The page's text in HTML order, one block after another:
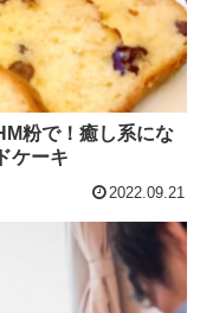
粉で！癒し系にな
ケーキ
2022.09.21